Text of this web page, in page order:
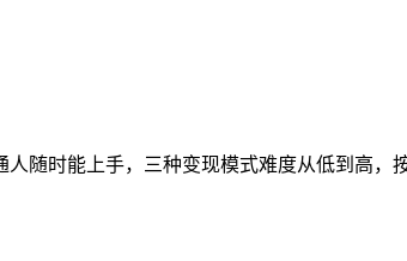
随时能上手，三种变现模式难度从低到高，按